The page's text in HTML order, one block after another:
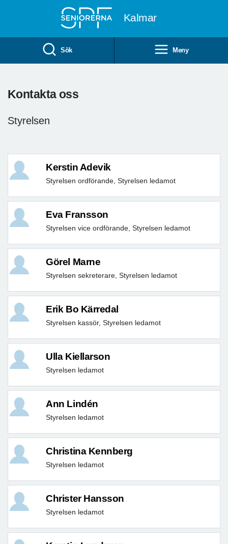
Kalmar
Sök Meny
Kontakta oss
Styrelsen
Kerstin Adevik
Styrelsen ordförande, Styrelsen ledamot
Eva Fransson
Styrelsen vice ordförande, Styrelsen ledamot
Görel Marne
Styrelsen sekreterare, Styrelsen ledamot
Erik Bo Kärredal
Styrelsen kassör, Styrelsen ledamot
Ulla Kiellarson
Styrelsen ledamot
Ann Lindén
Styrelsen ledamot
Christina Kennberg
Styrelsen ledamot
Christer Hansson
Styrelsen ledamot